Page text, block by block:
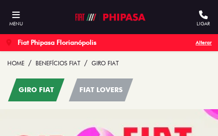
MENU LIGAR
Fiat Phipasa Florianópolis Alterar
HOME BENEFÍCIOS FIAT GIRO FIAT
GIRO FIAT FIAT LOVERS